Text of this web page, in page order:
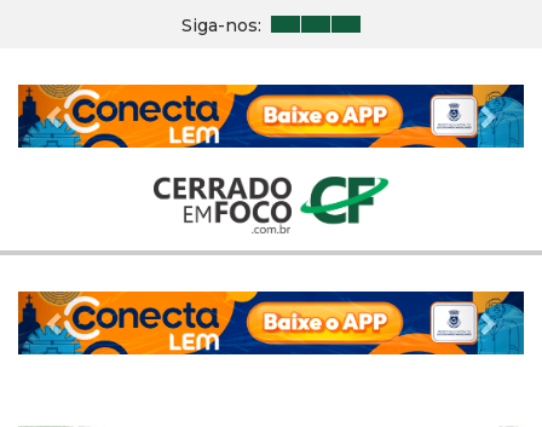
Siga-nos:
Previous Next
Previous Next